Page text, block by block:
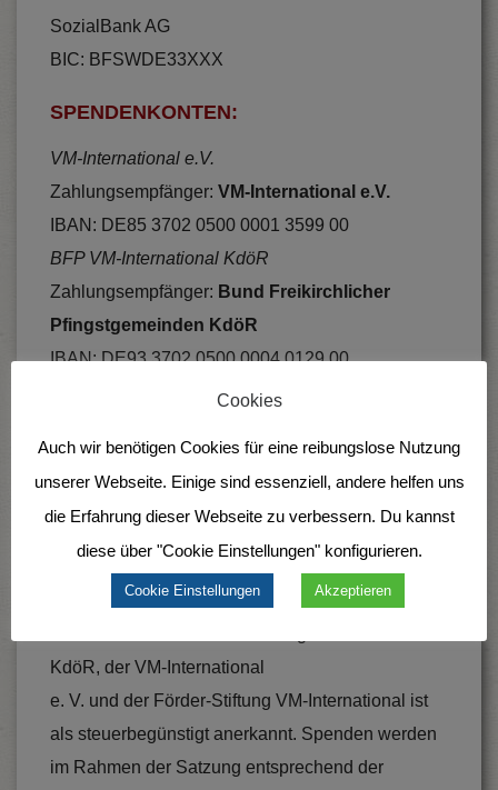
SozialBank AG
BIC: BFSWDE33XXX
SPENDENKONTEN:
VM-International e.V.
Zahlungsempfänger: VM-International e.V.
IBAN: DE85 3702 0500 0001 3599 00
BFP VM-International KdöR
Zahlungsempfänger: Bund Freikirchlicher
Pfingstgemeinden KdöR
IBAN: DE93 3702 0500 0004 0129 00
Förder-Stiftung VM-International
Pfingstgemeinden KdöR
IBAN: DE34 3702 0500 0004 2811 00
Hinweise zu Spenden und
Zuwendungsbestätigungen
KdöR, der VM-International
e. V. und der Förder-Stiftung VM-International ist
als steuerbegünstigt anerkannt. Spenden werden
im Rahmen der Satzung entsprechend der
Cookies
Auch wir benötigen Cookies für eine reibungslose Nutzung
unserer Webseite. Einige sind essenziell, andere helfen uns
die Erfahrung dieser Webseite zu verbessern. Du kannst
diese über "Cookie Einstellungen" konfigurieren.
Cookie Einstellungen Akzeptieren